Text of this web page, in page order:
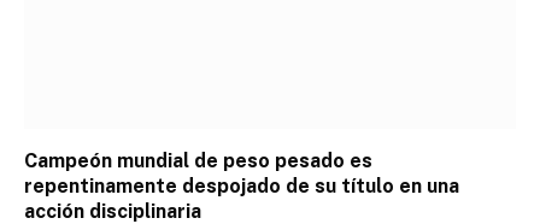
Campeón mundial de peso pesado es
repentinamente despojado de su título en una
acción disciplinaria